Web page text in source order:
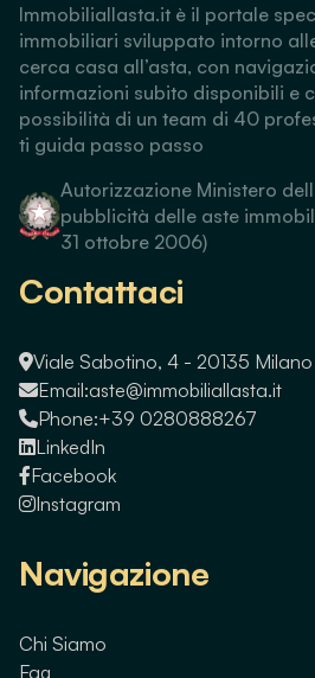
Immobiliallasta.it è il portale
immobiliari sviluppato intorno
cerca casa all’asta, con
informazioni subito disponibili e
possibilità di un team di 40
ti guida passo passo
Autorizzazione Ministero
pubblicità delle aste
31 ottobre 2006)
Contattaci
Viale Sabotino, 4 - 20135 Milano
Email:aste@immobiliallasta.it
Phone:+39 0280888267
LinkedIn
Facebook
Instagram
Navigazione
Chi Siamo
Faq